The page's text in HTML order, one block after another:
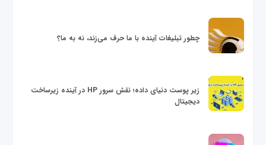
چطور تبلیغات آینده با ما حرف می‌زند، نه به ما؟
زیر پوست دنیای داده؛ نقش سرور HP در آینده زیرساخت
دیجیتال